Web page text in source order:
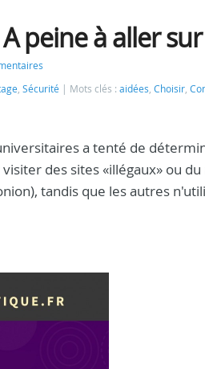
peine à aller
, Sécurité Mots clés : aidées, Choisir,
a tenté de
des sites «illégaux» ou
tandis que les autres